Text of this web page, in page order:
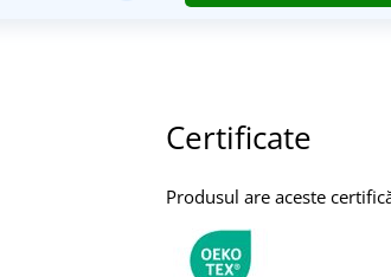
Certificate
Produsul are aceste